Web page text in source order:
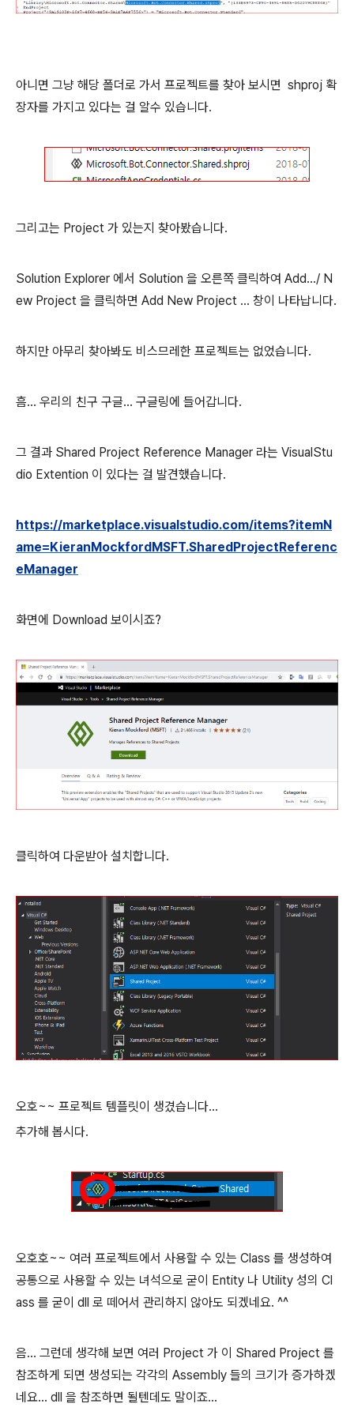
아니면 그냥 해당 폴더로 가서 프로젝트를 찾아 보시면 shproj 확
장자를 가지고 있다는 걸 알수 있습니다.
그리고는 Project 가 있는지 찾아봤습니다.
Solution Explorer 에서 Solution 을 오른쪽 클릭하여 Add.../ N
ew Project 을 클릭하면 Add New Project ... 창이 나타납니다.
하지만 아무리 찾아봐도 비스므레한 프로젝트는 없었습니다.
흠... 우리의 친구 구글... 구글링에 들어갑니다.
그 결과 Shared Project Reference Manager 라는 VisualStu
dio Extention 이 있다는 걸 발견했습니다.
https://marketplace.visualstudio.com/items?itemN
ame=KieranMockfordMSFT.SharedProjectReferenc
eManager
화면에 Download 보이시죠?
클릭하여 다운받아 설치합니다.
오호~~ 프로젝트 템플릿이 생겼습니다...
추가해 봅시다.
오호호~~ 여러 프로젝트에서 사용할 수 있는 Class 를 생성하여
공통으로 사용할 수 있는 녀석으로 굳이 Entity 나 Utility 성의 Cl
ass 를 굳이 dll 로 떼어서 관리하지 않아도 되겠네요. ^^
음... 그런데 생각해 보면 여러 Project 가 이 Shared Project 를
참조하게 되면 생성되는 각각의 Assembly 들의 크기가 증가하겠
네요... dll 을 참조하면 될텐데도 말이죠...